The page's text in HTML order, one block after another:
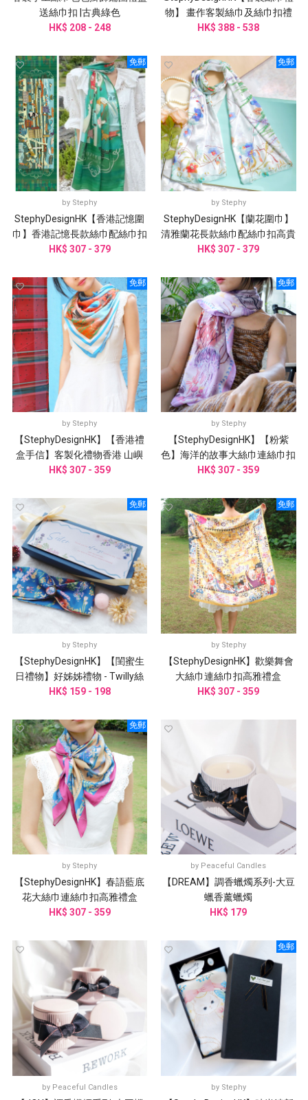
送絲巾扣 |古典綠色
HK$ 208 - 248
物】 畫作客製絲巾及絲巾扣禮
盒| 客製謝師禮物
HK$ 388 - 538
免郵
by Stephy
StephyDesignHK【香港記憶圍
巾】香港記憶長款絲巾配絲巾扣
高貴禮盒
HK$ 307 - 379
免郵
by Stephy
StephyDesignHK【蘭花圍巾】
清雅蘭花長款絲巾配絲巾扣高貴
禮盒
HK$ 307 - 379
免郵
by Stephy
【StephyDesignHK】【香港禮
盒手信】客製化禮物香港 山嶼
海手繪大方巾/ 配絲巾扣禮盒
HK$ 307 - 359
免郵
by Stephy
【StephyDesignHK】【粉紫
色】海洋的故事大絲巾連絲巾扣
高雅禮盒
HK$ 307 - 359
免郵
by Stephy
【StephyDesignHK】【閨蜜生
日禮物】好姊姊禮物 - Twilly絲
巾配絲巾扣 感謝卡禮盒
HK$ 159 - 198
免郵
by Stephy
【StephyDesignHK】歡樂舞會
大絲巾連絲巾扣高雅禮盒
HK$ 307 - 359
免郵
by Stephy
【StephyDesignHK】春語藍底
花大絲巾連絲巾扣高雅禮盒
HK$ 307 - 359
by Peaceful Candles
【DREAM】調香蠟燭系列-大豆
蠟香薰蠟燭
HK$ 179
by Peaceful Candles
免郵
by Stephy